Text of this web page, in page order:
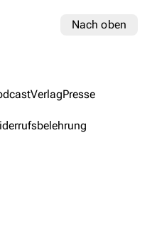
Nach oben
VerlagPresse